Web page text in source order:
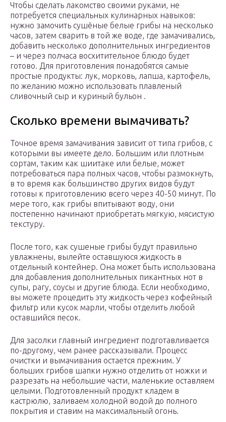
Чтобы сделать лакомство своими руками, не
потребуется специальных кулинарных навыков:
нужно замочить сушёные белые грибы на несколько
часов, затем сварить в той же воде, где замачивались,
добавить несколько дополнительных ингредиентов
– и через полчаса восхитительное блюдо будет
готово. Для приготовления понадобятся самые
простые продукты: лук, морковь, лапша, картофель,
по желанию можно использовать плавленый
сливочный сыр и куриный бульон .
Сколько времени вымачивать?
Точное время замачивания зависит от типа грибов, с
которыми вы имеете дело. Большим или плотным
сортам, таким как шиитаке или белые, может
потребоваться пара полных часов, чтобы размокнуть,
в то время как большинство других видов будут
готовы к приготовлению всего через 40-50 минут. По
мере того, как грибы впитывают воду, они
постепенно начинают приобретать мягкую, мясистую
текстуру.
После того, как сушеные грибы будут правильно
увлажнены, вылейте оставшуюся жидкость в
отдельный контейнер. Она может быть использована
для добавления дополнительных пикантных нот в
супы, рагу, соусы и другие блюда. Если необходимо,
вы можете процедить эту жидкость через кофейный
фильтр или кусок марли, чтобы отделить любой
оставшийся песок.
Для засолки главный ингредиент подготавливается
по-другому, чем ранее рассказывали. Процесс
очистки и вымачивания остается прежним. У
больших грибов шапки нужно отделить от ножки и
разрезать на небольшие части, маленькие оставляем
целыми. Подготовленный продукт кладем в
кастрюлю, заливаем холодной водой до полного
покрытия и ставим на максимальный огонь.